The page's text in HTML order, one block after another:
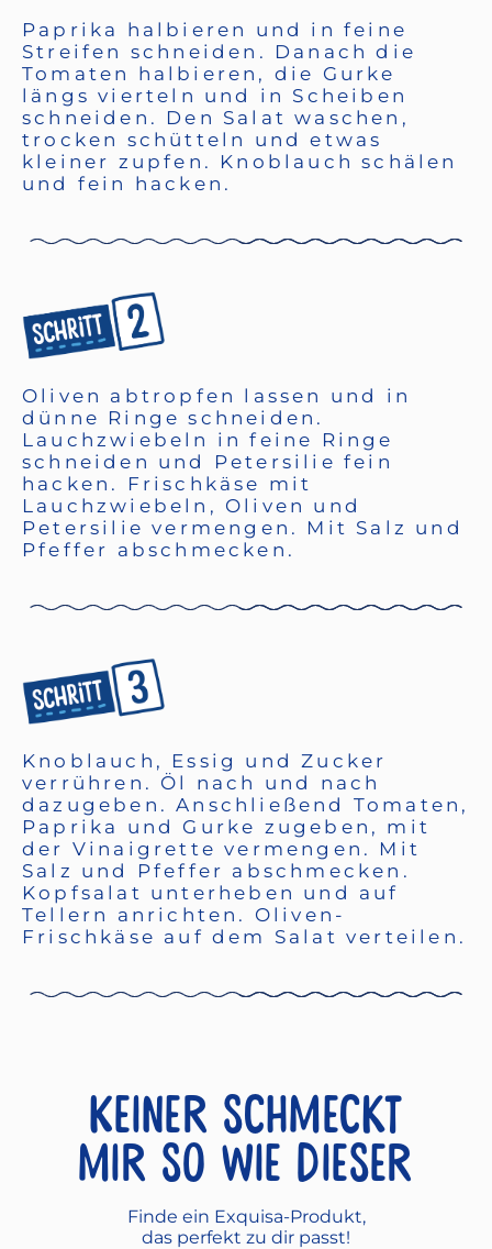
Paprika halbieren und in feine
Streifen schneiden. Danach die
Tomaten halbieren, die Gurke
längs vierteln und in Scheiben
schneiden. Den Salat waschen,
trocken schütteln und etwas
kleiner zupfen. Knoblauch schälen
und fein hacken.
Oliven abtropfen lassen und in
dünne Ringe schneiden.
Lauchzwiebeln in feine Ringe
schneiden und Petersilie fein
hacken. Frischkäse mit
Lauchzwiebeln, Oliven und
Petersilie vermengen. Mit Salz und
Pfeffer abschmecken.
Knoblauch, Essig und Zucker
verrühren. Öl nach und nach
dazugeben. Anschließend Tomaten,
Paprika und Gurke zugeben, mit
der Vinaigrette vermengen. Mit
Salz und Pfeffer abschmecken.
Kopfsalat unterheben und auf
Tellern anrichten. Oliven-
Frischkäse auf dem Salat verteilen.
Keiner schmeckt
mir so wie dieser
Finde ein Exquisa-Produkt,
das perfekt zu dir passt!